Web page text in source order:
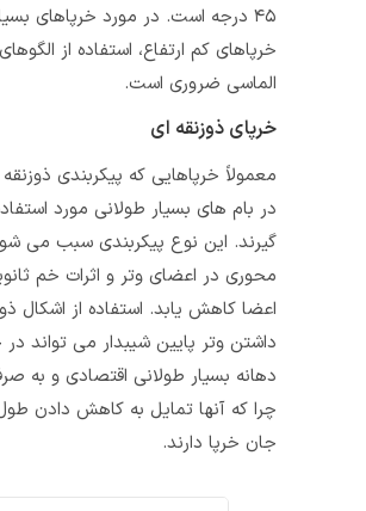
۴۵ درجه است. در مورد خرپاهای بسیار بلند و یا
خرپاهای کم ارتفاع، استفاده از الگوهای k و طرح
الماسی ضروری است.
خرپای ذوزنقه‌ ای
معمولاً خرپاهایی که پیکربندی ذوزنقه‌ ای دارند
در بام‌ های بسیار طولانی مورد استفاده قرار می‌
گیرند. این نوع پیکربندی سبب می‌ شود نیروهای
محوری در اعضای وتر و اثرات خم ثانویه در این
اعضا کاهش یابد. استفاده از اشکال ذوزنقه ای و
داشتن وتر پایین شیبدار می‌ تواند در خرپای
دهانه بسیار طولانی اقتصادی و به صرفه باشد،
چرا که آنها تمایل به کاهش دادن طول عضو
جان خرپا دارند.